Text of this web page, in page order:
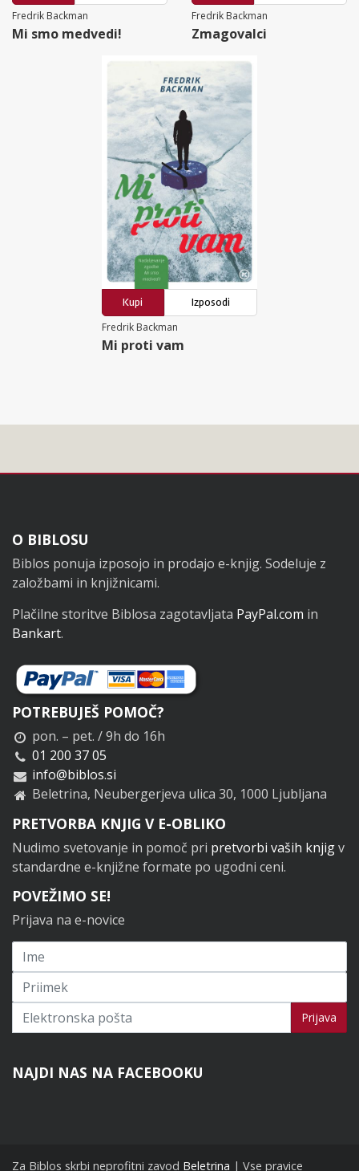
Fredrik Backman
Mi smo medvedi!
Fredrik Backman
Zmagovalci
Kupi
Izposodi
Fredrik Backman
Mi proti vam
Noga
O BIBLOSU
Biblos ponuja izposojo in prodajo e-knjig. Sodeluje z
založbami in knjižnicami.
Plačilne storitve Biblosa zagotavljata PayPal.com in
Bankart.
POTREBUJEŠ POMOČ?
pon. – pet. / 9h do 16h
01 200 37 05
info@biblos.si
Beletrina, Neubergerjeva ulica 30, 1000 Ljubljana
PRETVORBA KNJIG V E-OBLIKO
Nudimo svetovanje in pomoč pri pretvorbi vaših knjigv
standardne e-knjižne formate po ugodni ceni.
POVEŽIMO SE!
Prijava na e-novice
Prijavi se na novice Prijava
NAJDI NAS NA FACEBOOKU
Za Biblos skrbi neprofitni zavod Beletrina | Vse pravice